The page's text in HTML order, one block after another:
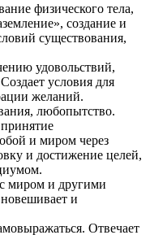
физического тела,
создание и
существования,
удовольствий,
условия для
желаний.
любопытство.
и миром через
и достижение целей,
миром и другими
и
Отвечает